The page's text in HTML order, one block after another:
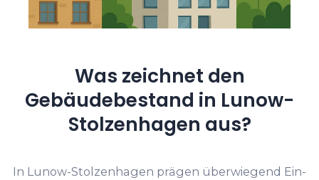
Was zeichnet den
Gebäudebestand in Lunow-
Stolzenhagen aus?
In Lunow-Stolzenhagen prägen überwiegend Ein-